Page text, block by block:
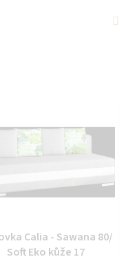
Calia - Sawana 80/
Soft Eko kůže 17